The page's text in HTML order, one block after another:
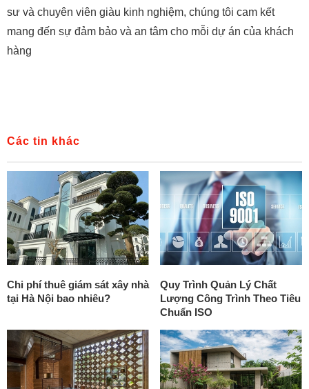
sư và chuyên viên giàu kinh nghiệm, chúng tôi cam kết
mang đến sự đảm bảo và an tâm cho mỗi dự án của khách
hàng
Các tin khác
Chi phí thuê giám sát xây nhà
tại Hà Nội bao nhiêu?
Quy Trình Quản Lý Chất
Lượng Công Trình Theo Tiêu
Chuẩn ISO